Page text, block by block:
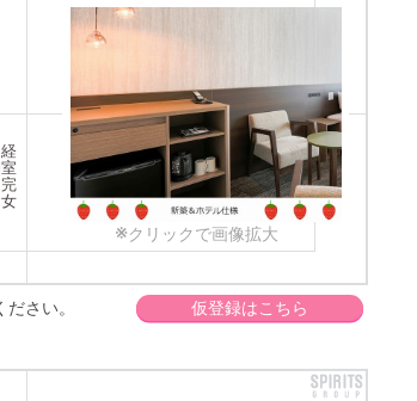
※クリックで画像拡大
さい。 仮登録はこちら